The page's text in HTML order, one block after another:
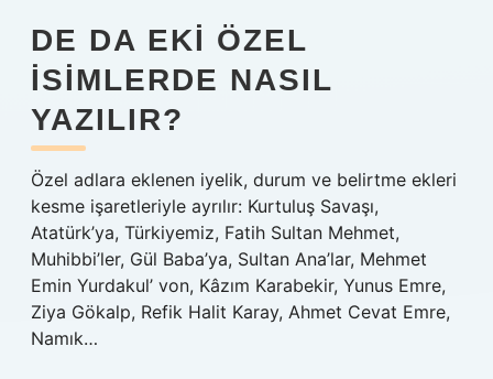
DE DA EKI ÖZEL
ISIMLERDE NASIL
YAZILIR?
Özel adlara eklenen iyelik, durum ve belirtme ekleri
kesme işaretleriyle ayrılır: Kurtuluş Savaşı,
Atatürk’ya, Türkiyemiz, Fatih Sultan Mehmet,
Muhibbi’ler, Gül Baba’ya, Sultan Ana’lar, Mehmet
Emin Yurdakul’ von, Kâzım Karabekir, Yunus Emre,
Ziya Gökalp, Refik Halit Karay, Ahmet Cevat Emre,
Namık…